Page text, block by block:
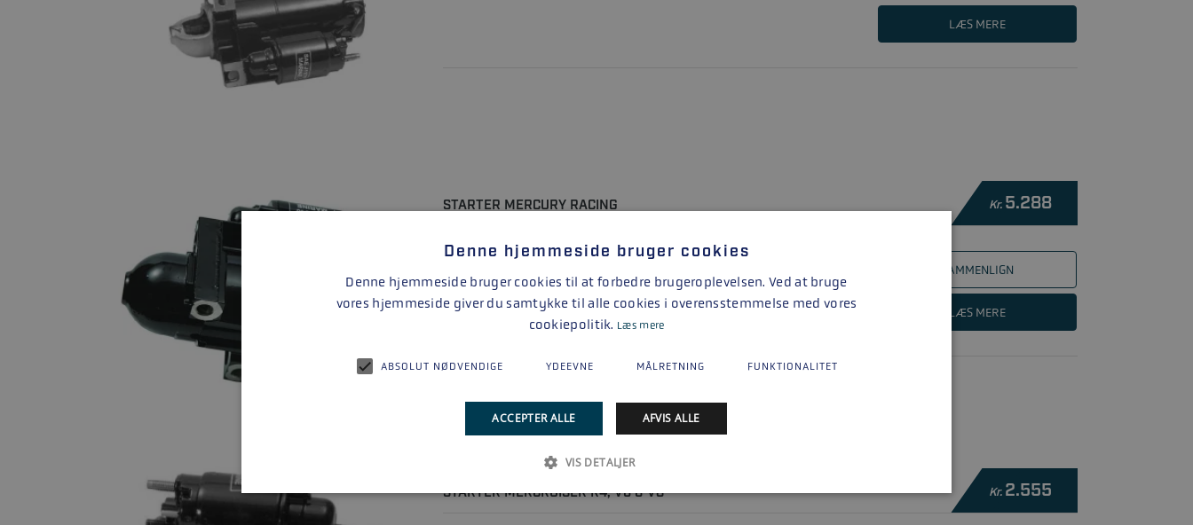
LÆS MERE
STARTER MERCURY RACING Kr. 5.288
SAMMENLIGN
LÆS MERE
STARTER MERCRUISER R4, V6 & V8 Kr. 2.555
Denne hjemmeside bruger cookies
Denne hjemmeside bruger cookies til at forbedre brugeroplevelsen. Ved at bruge
vores hjemmeside giver du samtykke til alle cookies i overensstemmelse med vores
cookiepolitik. Læs mere
ABSOLUT NØDVENDIGE YDEEVNE MÅLRETNING FUNKTIONALITET
ACCEPTER ALLE AFVIS ALLE
VIS DETALJER